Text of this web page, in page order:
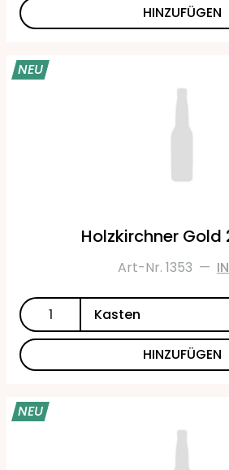
HINZUFÜGEN
NEU
Holzkirchner Gold
Art-Nr. 1353 —
HINZUFÜGEN
NEU